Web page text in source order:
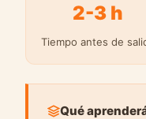
2-3 h
Tiempo antes de
Qué